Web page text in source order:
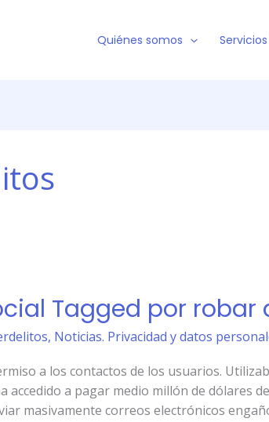
Quiénes somos
Tagged por robar
, Noticias. Privacidad y datos
a los contactos de los usuarios.
accedido a pagar medio millón de dólares
masivamente correos electrónicos